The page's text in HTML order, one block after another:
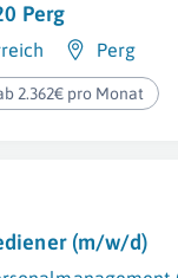
Perg
Perg
2.362€ pro Monat
(m/w/d)